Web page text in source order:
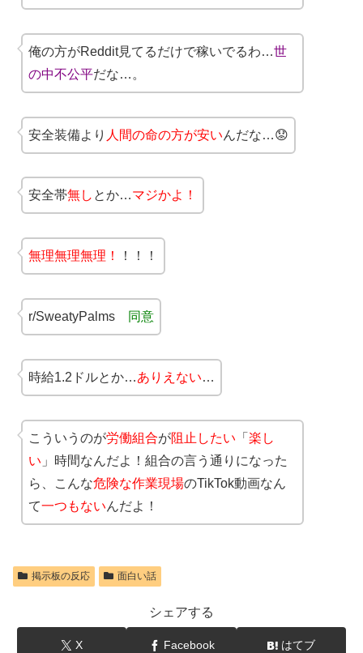
俺の方がReddit見てるだけで稼いでるわ…世
の中不公平だな…。
安全装備より 人間の命の方が安いんだな…😟
安全帯無し とか…マジかよ！
無理無理無理！ ！！！
r/SweatyPalms 同意
時給1.2ドルとか…ありえない…
こういうのが労働組合が阻止したい 「 楽し
い 」時間なんだよ！組合の言う通りになった
ら、こんな危険な作業現場のTikTok動画なん
て一つもないんだよ！
掲示板の反応 面白い話
シェアする
X Facebook はてブ